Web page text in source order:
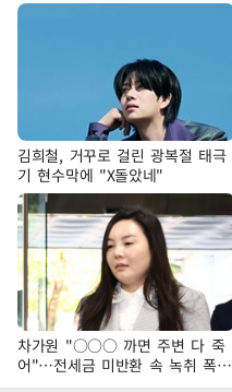
김희철, 거꾸로 걸린 광복절 태극
기 현수막에 "X돌았네"
차가원 "○○○ 까면 주변 다 죽
어"…전세금 미반환 속 녹취 폭로
파장